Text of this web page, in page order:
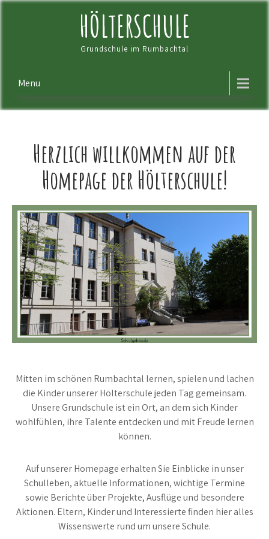
Skip
HÖLTERSCHULE
Grundschule im Rumbachtal
Menu
Herzlich willkommen auf der
Homepage der Hölterschule!
Mitten im schönen Rumbachtal lernen, spielen und lachen
die Kinder unserer Hölterschule jeden Tag gemeinsam.
Unsere Grundschule ist ein Ort, an dem sich Kinder
wohlfühlen, ihre Talente entdecken und mit Freude lernen
können.
Auf unserer Homepage erhalten Sie Einblicke in unser
Schulleben, aktuelle Informationen, wichtige Termine
sowie Berichte über Projekte, Ausflüge und besondere
Aktionen. Eltern, Kinder und Interessierte finden hier alles
Wissenswerte rund um unsere Schule.